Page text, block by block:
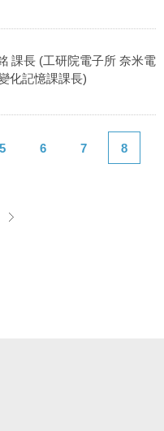
課長 (工研院電子所 奈米電
化記憶課課長)
5 6 7 8